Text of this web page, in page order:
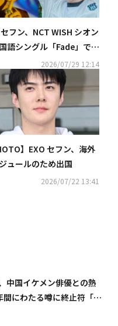
フン、NCT WISH シオン
語シングル「Fade」でコ
…本日リリース2026/07/29 12:14
】EXO セフン、海外
ュールのため出国
2026/07/22 13:41
中国イケメン俳優との熱
にわたる噂に終止符「邪